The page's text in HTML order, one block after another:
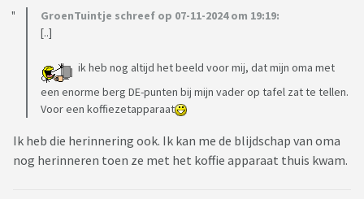
GroenTuintje schreef op 07-11-2024 om 19:19:
[..]
ik heb nog altijd het beeld voor mij, dat mijn oma met
een enorme berg DE-punten bij mijn vader op tafel zat te tellen.
Voor een koffiezetapparaat
Ik heb die herinnering ook. Ik kan me de blijdschap van oma
nog herinneren toen ze met het koffie apparaat thuis kwam.